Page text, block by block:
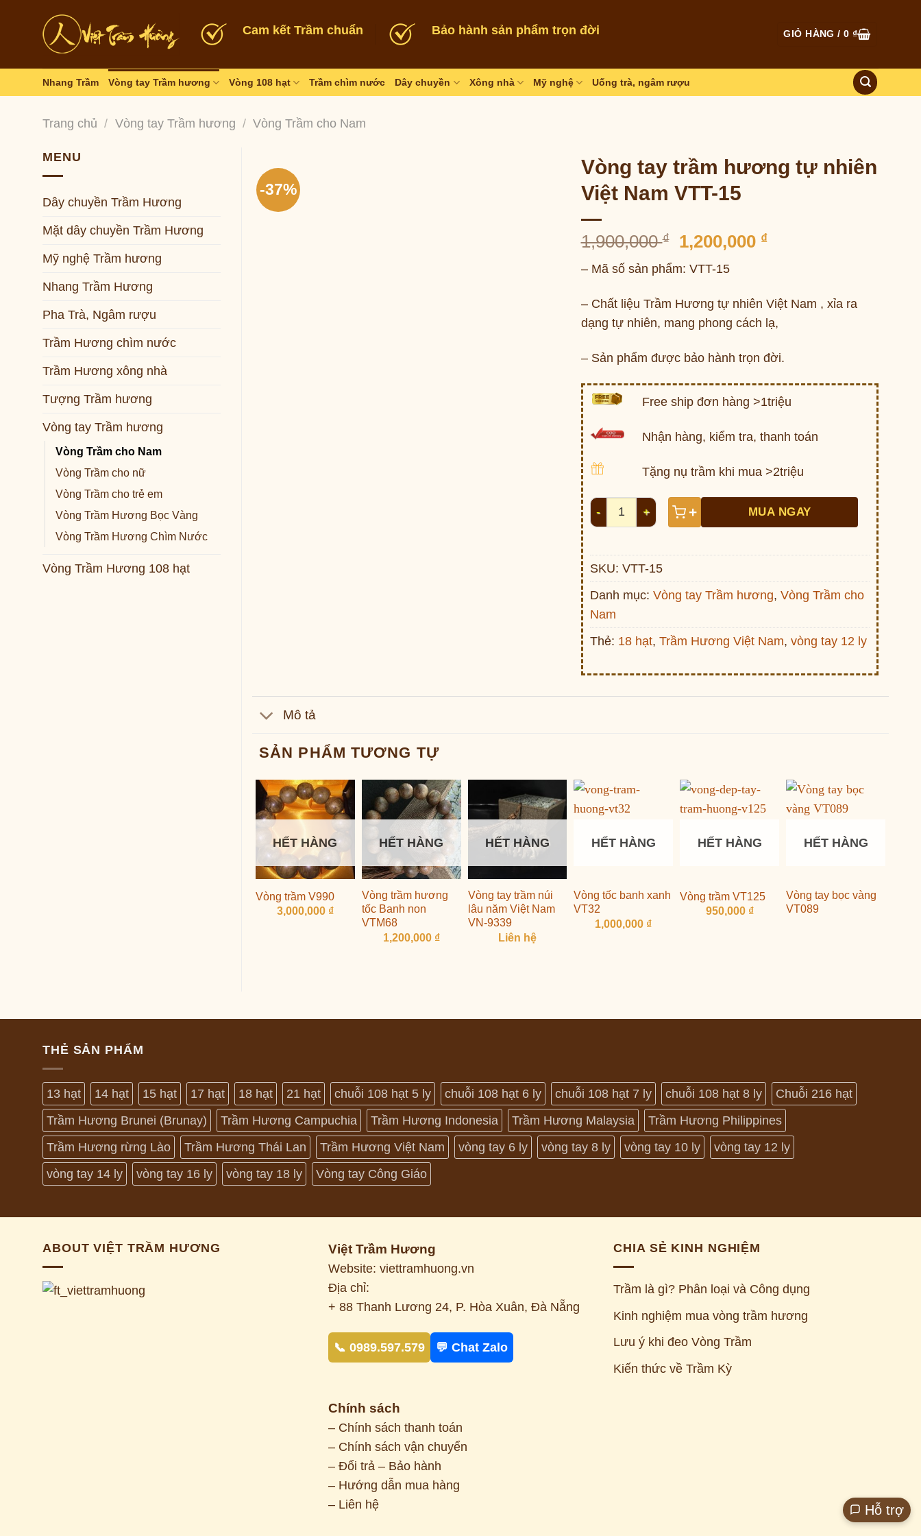
Cam kết Trầm chuẩn Bảo hành sản phẩm trọn đời GIỎ HÀNG /0 ₫
Nhang Trầm Vòng tay Trầm hương Vòng 108 hạt Trầm chìm nước Dây chuyền Xông nhà Mỹ nghệ Uống trà, ngâm rượu
Trang chủ / Vòng tay Trầm hương / Vòng Trầm cho Nam
MENU
Dây chuyền Trầm Hương
Mặt dây chuyền Trầm Hương
Mỹ nghệ Trầm hương
Nhang Trầm Hương
Pha Trà, Ngâm rượu
Trầm Hương chìm nước
Trầm Hương xông nhà
Tượng Trầm hương
Vòng tay Trầm hương
Vòng Trầm cho Nam
Vòng Trầm cho nữ
Vòng Trầm cho trẻ em
Vòng Trầm Hương Bọc Vàng
Vòng Trầm Hương Chìm Nước
Vòng Trầm Hương 108 hạt
-37%
Vòng tay trầm hương tự nhiên
Việt Nam VTT-15
1,900,000₫
Giá
là:
1,900,000 ₫.
1,200,000 ₫Giá
là:
1,200,000 ₫.
– Mã số sản phẩm: VTT-15
– Chất liệu Trầm Hương tự nhiên Việt Nam , xỉa ra
dạng tự nhiên, mang phong cách lạ,
– Sản phẩm được bảo hành trọn đời.
Free ship đơn hàng >1triệu
Nhận hàng, kiểm tra, thanh toán
Tặng nụ trầm khi mua >2triệu
Vòng tay trầm hương tự nhiên Việt Nam VTT-15 số lượng
+ MUA NGAY
SKU: VTT-15
Danh mục: Vòng tay Trầm hương, Vòng Trầm cho
Nam
Thẻ: 18 hạt, Trầm Hương Việt Nam, vòng tay 12 ly
Mô tả
SẢN PHẨM TƯƠNG TỰ
HẾT HÀNG
Vòng trầm V990
3,000,000 ₫
HẾT HÀNG
Vòng trầm hương
tốc Banh non
VTM68
1,200,000 ₫
HẾT HÀNG
Vòng tay trầm núi
lâu năm Việt Nam
VN-9339
Liên hệ
HẾT HÀNG
Vòng tốc banh xanh
VT32
1,000,000 ₫
HẾT HÀNG
Vòng trầm VT125
950,000 ₫
HẾT HÀNG
Vòng tay bọc vàng
VT089
THẺ SẢN PHẨM
13 hạt 14 hạt 15 hạt 17 hạt 18 hạt 21 hạt chuỗi 108 hạt 5 ly chuỗi 108 hạt 6 ly chuỗi 108 hạt 7 ly chuỗi 108 hạt 8 ly
Chuỗi 216 hạt
Trầm Hương Brunei (Brunay)
Trầm Hương Campuchia Trầm Hương Indonesia Trầm Hương Malaysia
Trầm Hương Philippines
Trầm Hương rừng Lào
Trầm Hương Thái Lan Trầm Hương Việt Nam vòng tay 6 ly vòng tay 8 ly vòng tay 10 ly
vòng tay 12 ly
vòng tay 14 ly
vòng tay 16 ly vòng tay 18 ly Vòng tay Công Giáo
ABOUT VIỆT TRẦM HƯƠNG Việt Trầm Hương
Website: viettramhuong.vn
Địa chỉ:
+ 88 Thanh Lương 24, P. Hòa Xuân, Đà Nẵng
📞 0989.597.579 💬 Chat Zalo
Chính sách
– Chính sách thanh toán
– Chính sách vận chuyển
– Đổi trả – Bảo hành
– Hướng dẫn mua hàng
– Liên hệ
CHIA SẺ KINH NGHIỆM
Trầm là gì? Phân loại và Công dụng
Kinh nghiệm mua vòng trầm hương
Lưu ý khi đeo Vòng Trầm
Kiến thức về Trầm Kỳ
Hỗ trợ